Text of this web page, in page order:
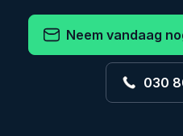
Neem vandaag
030